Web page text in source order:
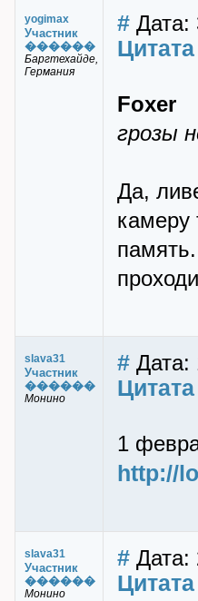
yogimax
Участник
������
Баргтехайде,
Германия
# Дата:
Цитата
Foxer
грозы
Да,
камеру
slava31
Участник
������
Монино
# Дата:
Цитата
1
http://
slava31
Участник
������
Монино
# Дата:
Цитата